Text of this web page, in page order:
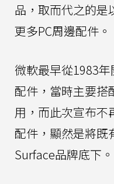
品，取而代之的是
更多PC周邊配件。
微軟最早從1983
配件，當時主要搭
用，而此次宣布不
配件，顯然是將既
Surface品牌底下。